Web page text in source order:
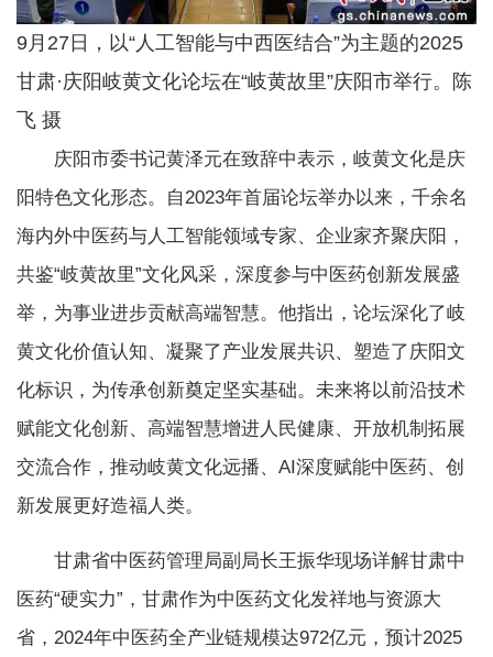
9月27日，以“人工智能与中西医结合”为主题的2025
甘肃·庆阳岐黄文化论坛在“岐黄故里”庆阳市举行。陈
飞 摄
庆阳市委书记黄泽元在致辞中表示，岐黄文化是庆
阳特色文化形态。自2023年首届论坛举办以来，千余名
海内外中医药与人工智能领域专家、企业家齐聚庆阳，
共鉴“岐黄故里”文化风采，深度参与中医药创新发展盛
举，为事业进步贡献高端智慧。他指出，论坛深化了岐
黄文化价值认知、凝聚了产业发展共识、塑造了庆阳文
化标识，为传承创新奠定坚实基础。未来将以前沿技术
赋能文化创新、高端智慧增进人民健康、开放机制拓展
交流合作，推动岐黄文化远播、AI深度赋能中医药、创
新发展更好造福人类。
甘肃省中医药管理局副局长王振华现场详解甘肃中
医药“硬实力”，甘肃作为中医药文化发祥地与资源大
省，2024年中医药全产业链规模达972亿元，预计2025